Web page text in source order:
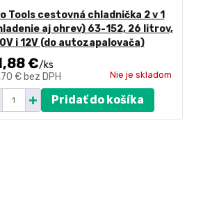
Tools cestovná chladnička 2 v 1
aj ohrev) 63-152, 26 litrov,
i 12V (do autozapalovača)
€/ks
€ bez DPH Nie je skladom
Pridať do košíka